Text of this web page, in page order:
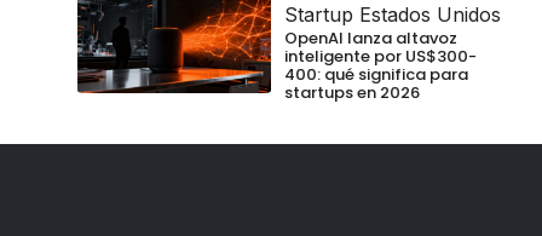
Startup Estados Unidos
OpenAI lanza altavoz
inteligente por US$300-
400: qué significa para
startups en 2026